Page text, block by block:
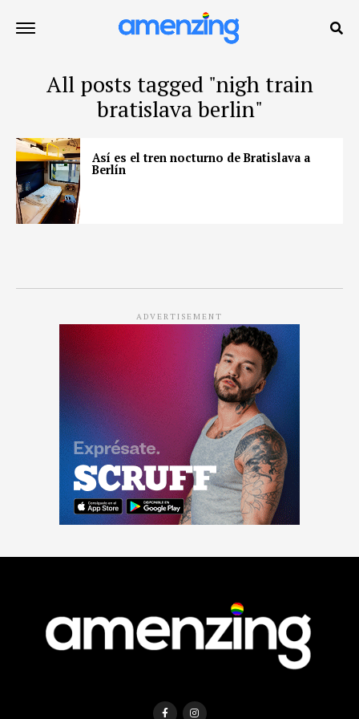
All posts tagged "nigh train
bratislava berlin"
Así es el tren nocturno de Bratislava a
Berlín
ADVERTISEMENT